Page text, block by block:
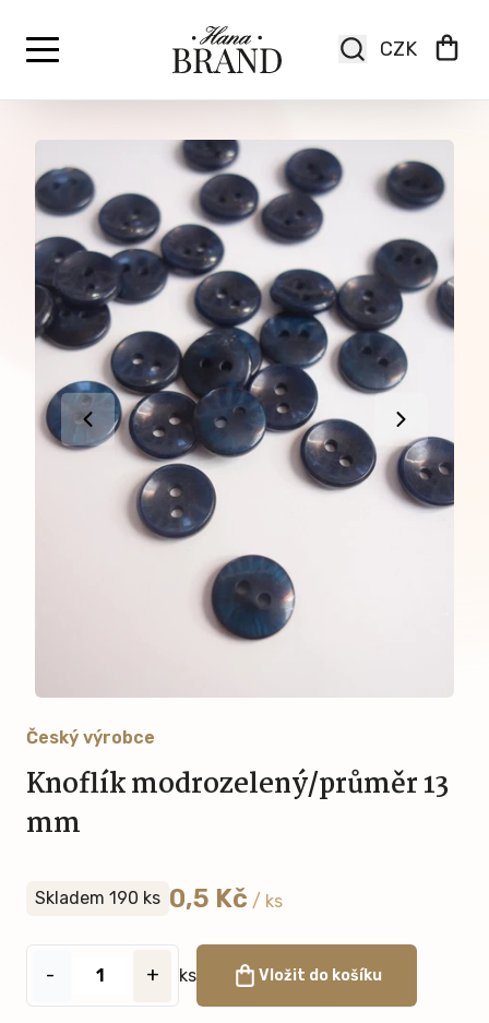
Knoflík modrozelený/průměr 13
mm
Český výrobce
Skladem 190 ks 0,5 Kč / ks
- + ks Vložit do košíku